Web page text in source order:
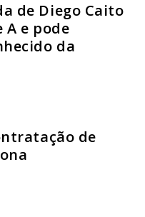
de Diego Caito
A e pode
da
de